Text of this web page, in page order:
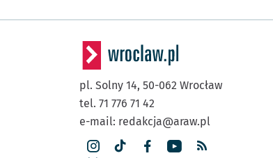
pl. Solny 14, 50-062 Wrocław
tel. 71 776 71 42
e-mail: redakcja@araw.pl